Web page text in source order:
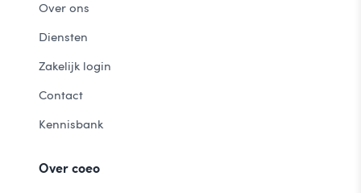
Over ons
Diensten
Zakelijk login
Contact
Kennisbank
Over coeo